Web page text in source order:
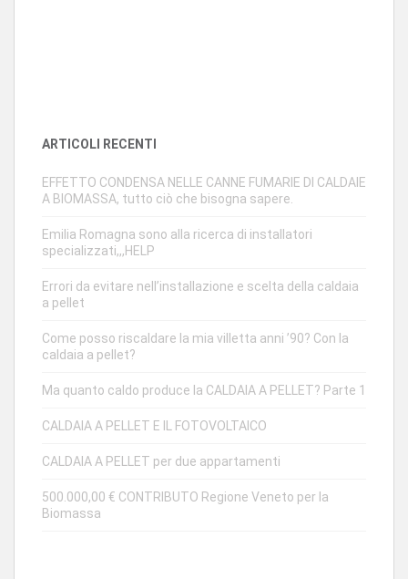
ARTICOLI RECENTI
EFFETTO CONDENSA NELLE CANNE FUMARIE DI CALDAIE
A BIOMASSA, tutto ciò che bisogna sapere.
Emilia Romagna sono alla ricerca di installatori
specializzati,,,HELP
Errori da evitare nell’installazione e scelta della caldaia
a pellet
Come posso riscaldare la mia villetta anni ’90? Con la
caldaia a pellet?
Ma quanto caldo produce la CALDAIA A PELLET? Parte 1
CALDAIA A PELLET E IL FOTOVOLTAICO
CALDAIA A PELLET per due appartamenti
500.000,00 € CONTRIBUTO Regione Veneto per la
Biomassa